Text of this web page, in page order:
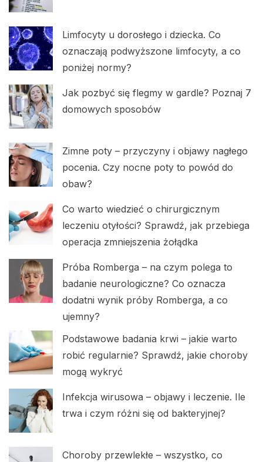
Limfocyty u dorosłego i dziecka. Co
oznaczają podwyższone limfocyty, a co
poniżej normy?
Jak pozbyć się flegmy w gardle? Poznaj 7
domowych sposobów
Zimne poty – przyczyny i objawy nagłego
pocenia. Czy nocne poty to powód do
obaw?
Co warto wiedzieć o chirurgicznym
leczeniu otyłości? Sprawdź, jak przebiega
operacja zmniejszenia żołądka
Próba Romberga – na czym polega to
badanie neurologiczne? Co oznacza
dodatni wynik próby Romberga, a co
ujemny?
Podstawowe badania krwi – jakie warto
robić regularnie? Sprawdź, jakie choroby
mogą wykryć
Infekcja wirusowa – objawy i leczenie. Ile
trwa i czym różni się od bakteryjnej?
Choroby przewlekłe – wszystko, co